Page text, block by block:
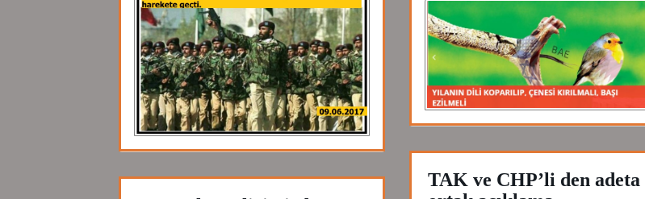
TAK ve CHP’li den adeta